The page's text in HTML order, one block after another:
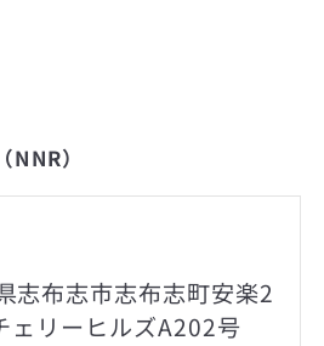
）
志布志市志布志町安楽2
ェリーヒルズA202号